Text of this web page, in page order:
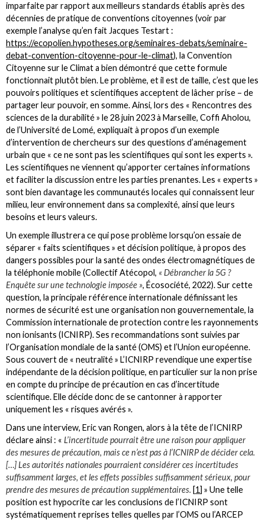
imparfaite par rapport aux meilleurs standards établis après des
décennies de pratique de conventions citoyennes (voir par
exemple l’analyse qu’en fait Jacques Testart :
https://ecopolien.hypotheses.org/seminaires-debats/seminaire-
debat-convention-citoyenne-pour-le-climat), la Convention
Citoyenne sur le Climat a bien démontré que cette formule
fonctionnait plutôt bien. Le problème, et il est de taille, c’est que les
pouvoirs politiques et scientifiques acceptent de lâcher prise – de
partager leur pouvoir, en somme. Ainsi, lors des « Rencontres des
sciences de la durabilité » le 28 juin 2023 à Marseille, Coffi Aholou,
de l’Université de Lomé, expliquait à propos d’un exemple
d’intervention de chercheurs sur des questions d’aménagement
urbain que « ce ne sont pas les scientifiques qui sont les experts ».
Les scientifiques ne viennent qu’apporter certaines informations
et faciliter la discussion entre les parties prenantes. Les « experts »
sont bien davantage les communautés locales qui connaissent leur
milieu, leur environnement dans sa complexité, ainsi que leurs
besoins et leurs valeurs.
Un exemple illustrera ce qui pose problème lorsqu’on essaie de
séparer « faits scientifiques » et décision politique, à propos des
dangers possibles pour la santé des ondes électromagnétiques de
la téléphonie mobile (Collectif Atécopol, « Débrancher la 5G ?
Enquête sur une technologie imposée », Écosociété, 2022). Sur cette
question, la principale référence internationale définissant les
normes de sécurité est une organisation non gouvernementale, la
Commission internationale de protection contre les rayonnements
non ionisants (ICNIRP). Ses recommandations sont suivies par
l’Organisation mondiale de la santé (OMS) et l’Union européenne.
Sous couvert de « neutralité » L’ICNIRP revendique une expertise
indépendante de la décision politique, en particulier sur la non prise
en compte du principe de précaution en cas d’incertitude
scientifique. Elle décide donc de se cantonner à rapporter
uniquement les « risques avérés ».
Dans une interview, Eric van Rongen, alors à la tête de l’ICNIRP
déclare ainsi : « L’incertitude pourrait être une raison pour appliquer
des mesures de précaution, mais ce n’est pas à l’ICNIRP de décider cela.
[…] Les autorités nationales pourraient considérer ces incertitudes
suffisamment larges, et les effets possibles suffisamment sérieux, pour
prendre des mesures de précaution supplémentaires. [1] » Une telle
position est hypocrite car les conclusions de l’ICNIRP sont
systématiquement reprises telles quelles par l’OMS ou l’ARCEP